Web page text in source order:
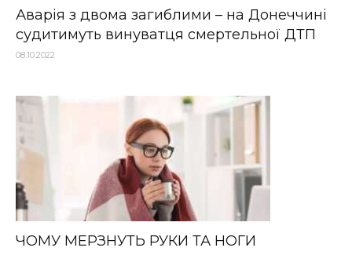
Аварія з двома загиблими – на Донеччині
судитимуть винуватця смертельної ДТП
08.10.2022
ЧОМУ МЕРЗНУТЬ РУКИ ТА НОГИ